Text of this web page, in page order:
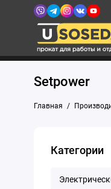
Setpower
Главная
Категории